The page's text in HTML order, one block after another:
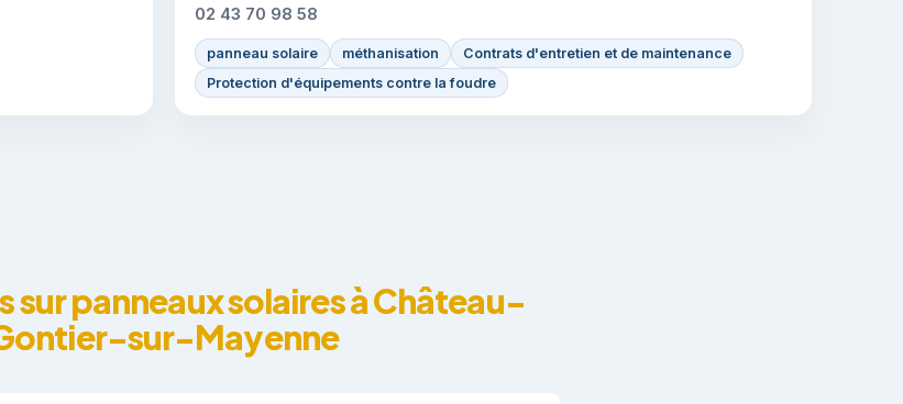
02 43 70 98 58
panneau solaire méthanisation
Contrats d'entretien et de maintenance
Protection d'équipements contre la foudre
sur panneaux solaires à Château-
sur-Mayenne